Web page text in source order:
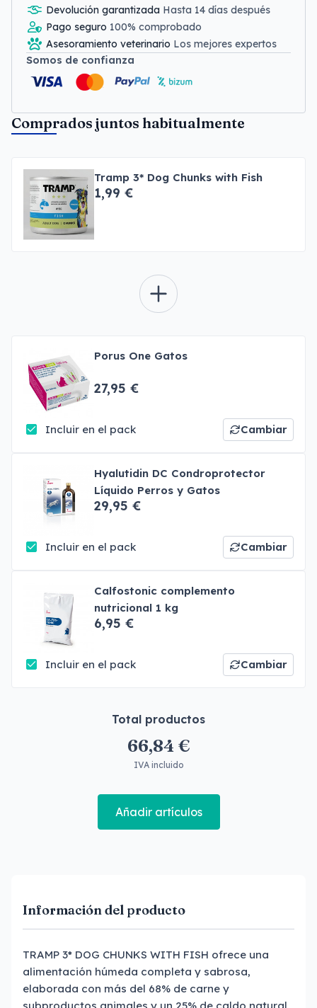
Devolución garantizada Hasta 14 días después
Pago seguro 100% comprobado
Asesoramiento veterinario Los mejores expertos
Somos de confianza
Comprados juntos habitualmente
Tramp 3* Dog Chunks with Fish
1,99 €
Porus One Gatos
27,95 €
Incluir en el pack Cambiar
Hyalutidin DC Condroprotector
Líquido Perros y Gatos
29,95 €
Incluir en el pack Cambiar
Calfostonic complemento
nutricional 1 kg
6,95 €
Incluir en el pack Cambiar
Total productos
66,84 €
IVA incluido
Añadir artículos
Información del producto
TRAMP 3* DOG CHUNKS WITH FISH ofrece una
alimentación húmeda completa y sabrosa,
elaborada con más del 68% de carne y